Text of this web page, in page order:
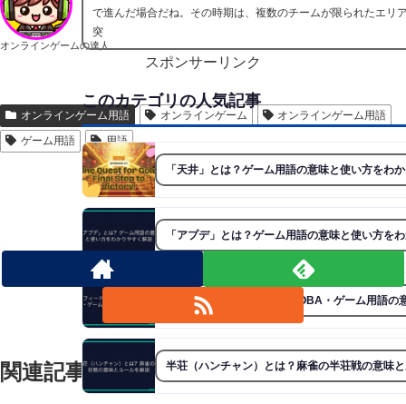
オンラインゲームの達人
で進んだ場合だね。その時期は、複数のチームが限られたエリ
突
このカテゴリの人気記事
「天井」とは？ゲーム用語の意味と使い方をわ
「アプデ」とは？ゲーム用語の意味と使い方を
フィード（Feed）とは？MOBA・ゲーム用語の
半荘（ハンチャン）とは？麻雀の半荘戦の意味
スポンサーリンク
オンラインゲーム用語 オンラインゲーム
オンラインゲーム用語
ゲーム用語
用語
スポンサーリンク
自称プロゲーマーをフォローする
関連記事